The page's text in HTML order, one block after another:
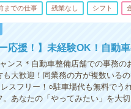
までの仕事 残業なし シフト
応援！】未経験OK！自動
ンス＊自動車整備店舗での事務
も大歓迎！同業務の方が複数いる
スフリー！○駐車場代も無料でう
あなたの「やってみたい」を大